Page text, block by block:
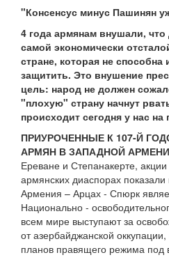
"Консенсус минус Пашинян
4 года армянам внушали,
самой экономически
стране, которая не способна
защитить. Это внушение
цель: народ не должен
"плохую" страну начнут
происходит сегодня у нас на
ПРИУРОЧЕННЫЕ К 107-Й
АРМЯН В ЗАПАДНОЙ
Ереване и Степанакерте,
армянских диаспорах
Армения – Арцах - Спюрк
Национально -
всем мире выступают за
от азербайджанской
планов правящего режима под